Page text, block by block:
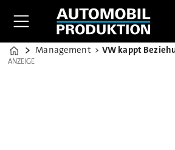
Home
Management
ANZEIGE
ANZEIGE